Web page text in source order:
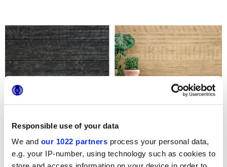
Responsible use of your data
We and our 1022 partners process your personal data,
e.g. your IP-number, using technology such as cookies to